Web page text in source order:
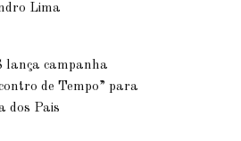
Lima
lança campanha
de Tempo” para
dos Pais